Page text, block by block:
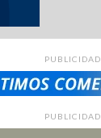
PUBLICIDAD
PUBLICIDAD